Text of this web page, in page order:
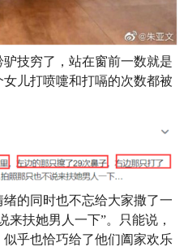
技穷了，站在窗前一数就是
儿打喷嚏和打嗝的次数都被
的同时也不忘给大家撒了一
来扶她男人一下”。只能说，
乎也恰巧给了他们阖家欢乐